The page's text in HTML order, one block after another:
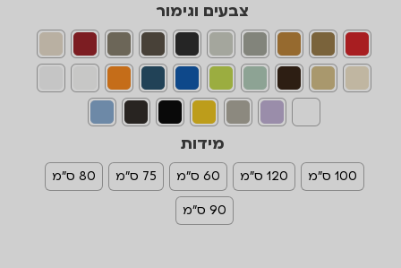
צבעים וגימור
מידות
100 ס"מ 120 ס"מ 60 ס"מ 75 ס"מ
80 ס"מ
90 ס"מ